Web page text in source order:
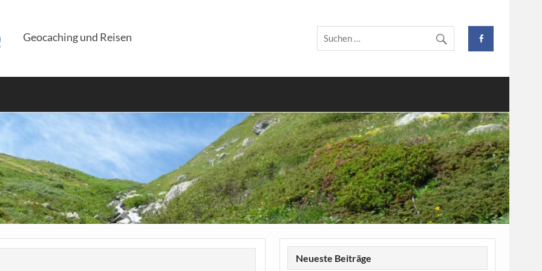
Geocaching und Reisen
Neueste Beiträge